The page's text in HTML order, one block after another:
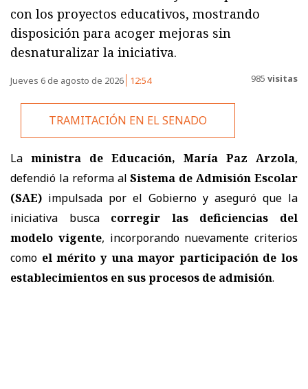
con los proyectos educativos, mostrando
disposición para acoger mejoras sin
desnaturalizar la iniciativa.
Jueves 6 de agosto de 2026 12:54 985 visitas
TRAMITACIÓN EN EL SENADO
La ministra de Educación, María Paz Arzola,
defendió la reforma alSistema de Admisión Escolar
(SAE) impulsada por el Gobierno y aseguró que la
iniciativa busca corregir las deficiencias del
modelo vigente, incorporando nuevamente criterios
como el mérito y una mayor participación de los
establecimientos en sus procesos de admisión.